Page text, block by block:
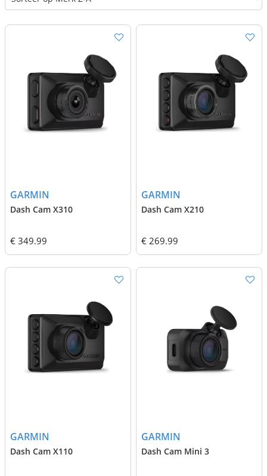
GARMIN
Dash Cam X310
€ 349.99
GARMIN
Dash Cam X210
€ 269.99
GARMIN
Dash Cam X110
GARMIN
Dash Cam Mini 3